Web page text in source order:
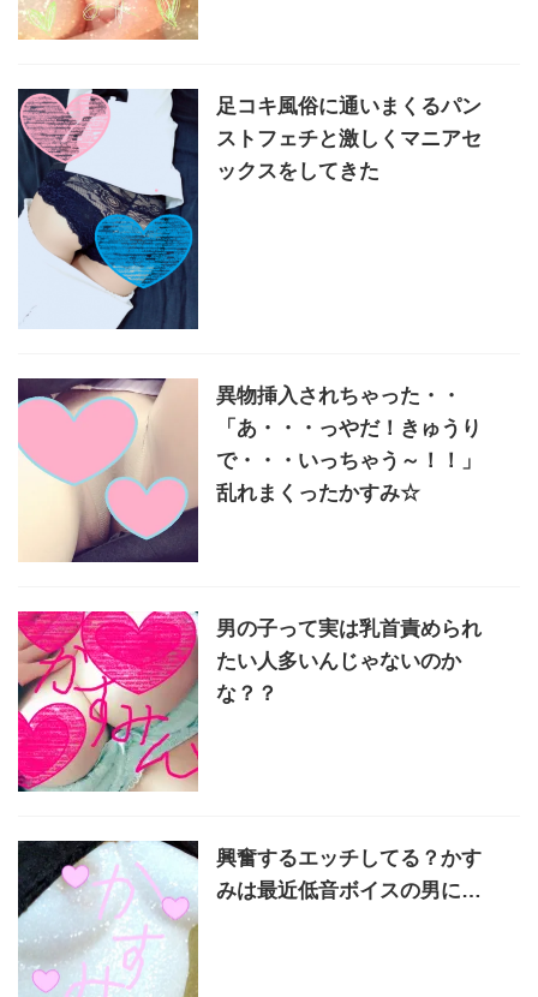
足コキ風俗に通いまくるパン
ストフェチと激しくマニアセ
ックスをしてきた
異物挿入されちゃった・・
「あ・・・っやだ！きゅうり
で・・・いっちゃう～！！」
乱れまくったかすみ☆
男の子って実は乳首責められ
たい人多いんじゃないのか
な？？
興奮するエッチしてる？かす
みは最近低音ボイスの男に…